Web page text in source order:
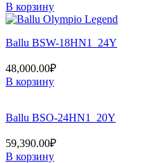
В корзину
Ballu BSW-18HN1_24Y
48,000.00₽
В корзину
Ballu BSO-24HN1_20Y
59,390.00₽
В корзину